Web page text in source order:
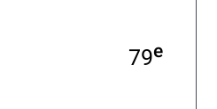
79e